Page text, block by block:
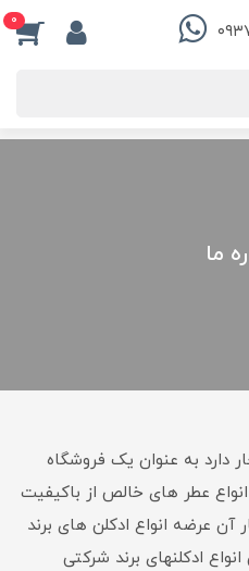
0
ما
دارد به عنوان یک فروشگاه
عطر های خالص از باکیفیت
عرضه انواع ادکلن های برند
ادکلنهای برند شرکتی